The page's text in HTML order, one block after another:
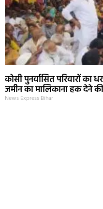
कोसी पुनर्वासित परिवारों का
जमीन का मालिकाना हक देने
News Express Bihar